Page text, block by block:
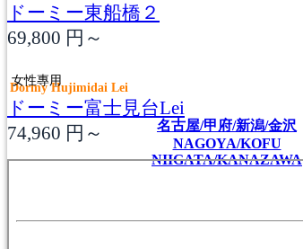
名古屋/甲府/新潟/金沢
NAGOYA/KOFU
NIIGATA/KANAZAWA
ドーミー東船橋２
69,800 円～
女性專用
Dormy Hujimidai Lei
ドーミー富士見台Lei
74,960 円～